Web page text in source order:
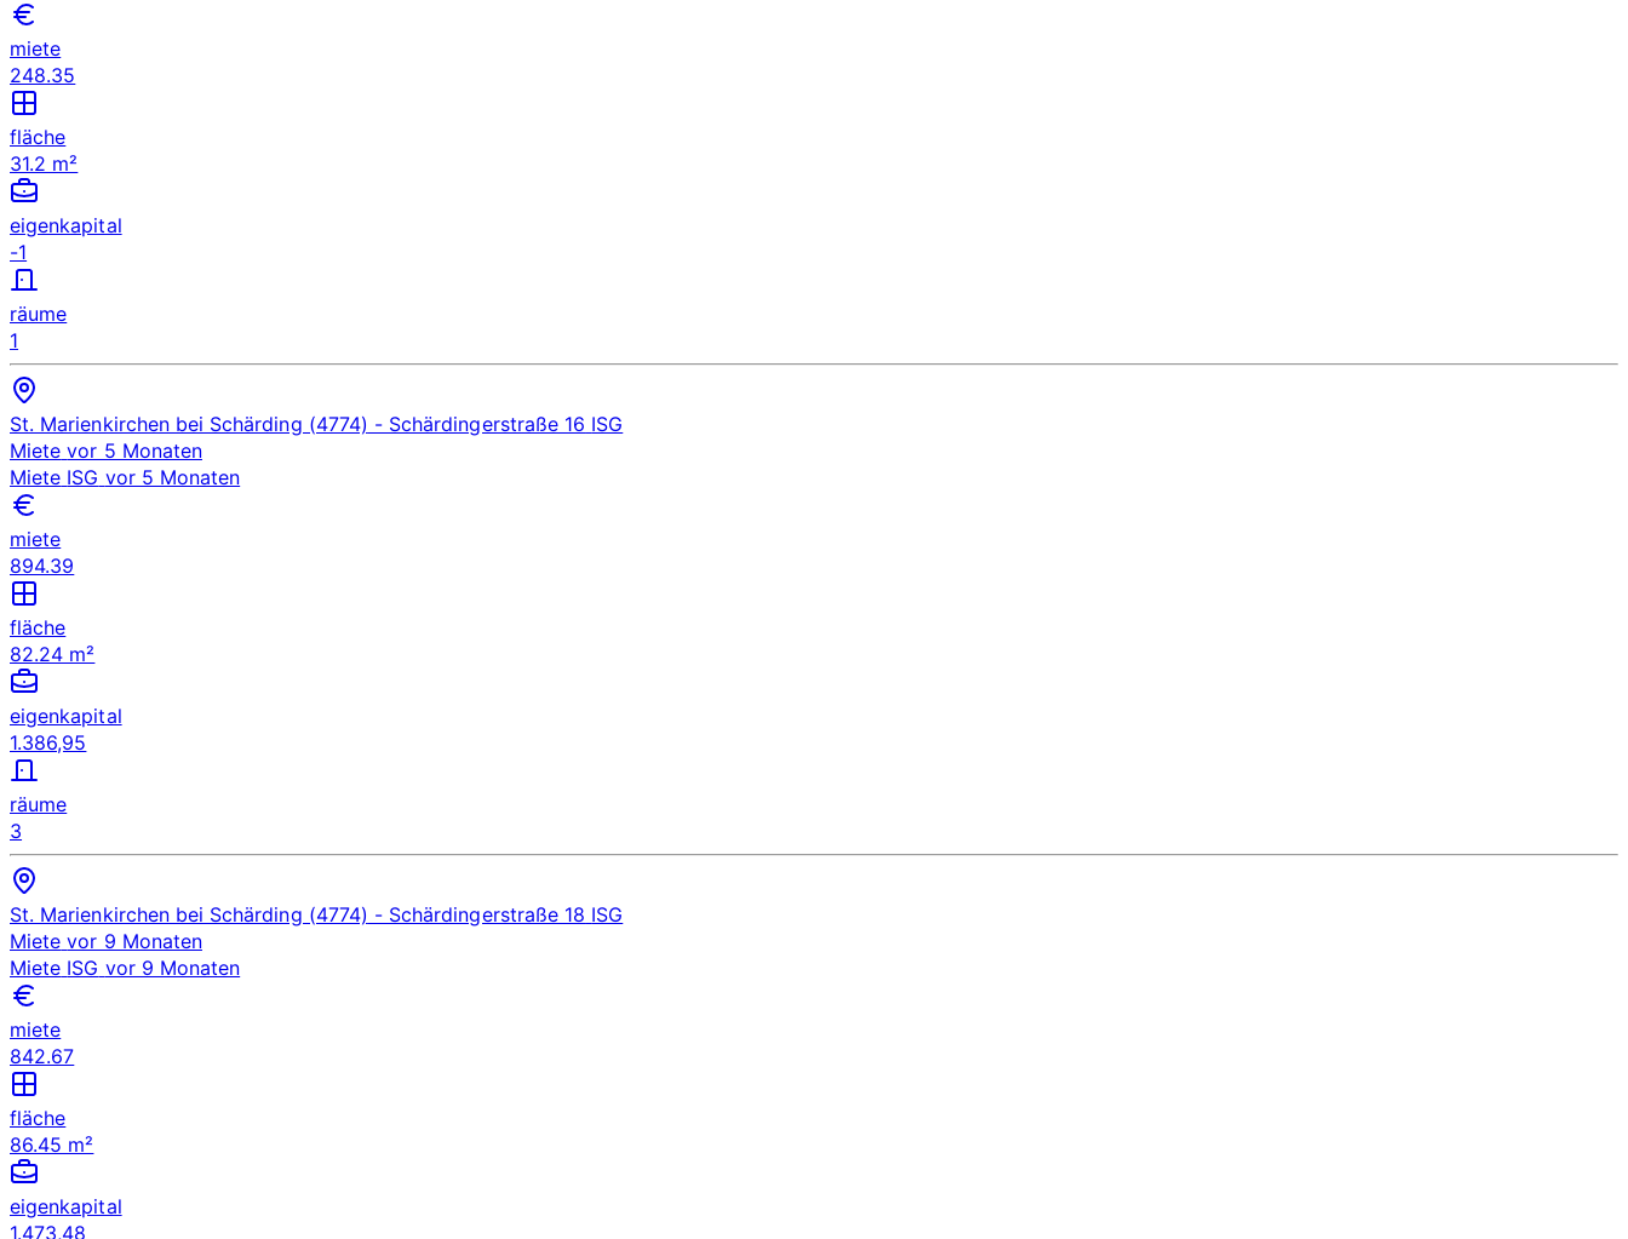
miete
248.35
fläche
31.2 m²
eigenkapital
-1
räume
1
St. Marienkirchen bei Schärding (4774) - Schärdingerstraße 16 ISG
Miete vor 5 Monaten
Miete ISG vor 5 Monaten
miete
894.39
fläche
82.24 m²
eigenkapital
1.386,95
räume
3
St. Marienkirchen bei Schärding (4774) - Schärdingerstraße 18 ISG
Miete vor 9 Monaten
Miete ISG vor 9 Monaten
miete
842.67
fläche
86.45 m²
eigenkapital
1.473,48